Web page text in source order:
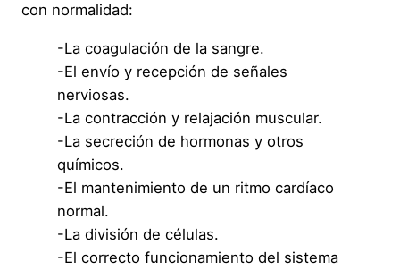
con normalidad:
-La coagulación de la sangre.
-El envío y recepción de señales
nerviosas.
-La contracción y relajación muscular.
-La secreción de hormonas y otros
químicos.
-El mantenimiento de un ritmo cardíaco
normal.
-La división de células.
-El correcto funcionamiento del sistema